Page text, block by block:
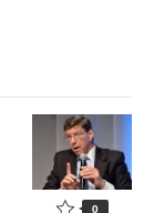
0